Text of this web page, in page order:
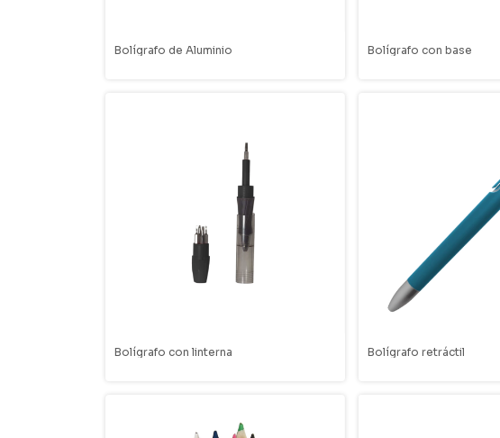
Bolígrafo de Aluminio Bolígrafo con base
Bolígrafo con linterna Bolígrafo retráctil